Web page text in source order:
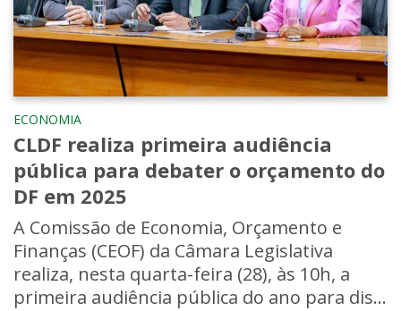
ECONOMIA
CLDF realiza primeira audiência
pública para debater o orçamento do
DF em 2025
A Comissão de Economia, Orçamento e
Finanças (CEOF) da Câmara Legislativa
realiza, nesta quarta-feira (28), às 10h, a
primeira audiência pública do ano para dis...